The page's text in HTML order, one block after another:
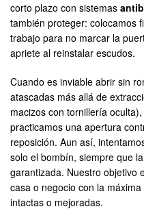
corto plazo con sistemas
también proteger: colocamos
trabajo para no marcar la
apriete al reinstalar escudos.
Cuando es inviable abrir sin
atascadas más allá de
macizos con tornillería
practicamos una apertura
reposición. Aun así,
solo el bombín, siempre que
garantizada. Nuestro objetivo
casa o negocio con la
intactas o mejoradas.